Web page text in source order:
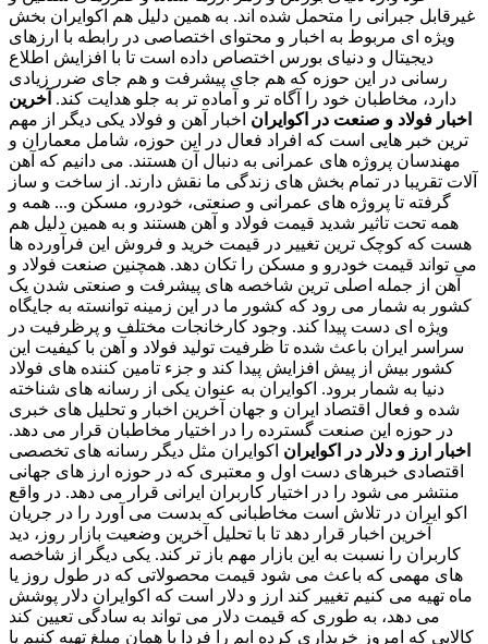
غیرقابل جبرانی را متحمل شده اند. به همین دلیل هم اکوایران بخش
ویژه ای مربوط به اخبار و محتوای اختصاصی در رابطه با ارزهای
دیجیتال و دنیای بورس اختصاص داده است تا با افزایش اطلاع
رسانی در این حوزه که هم جای پیشرفت و هم جای ضرر زیادی
دارد، مخاطبان خود را آگاه تر و آماده تر به جلو هدایت کند. آخرین
اخبار فولاد و صنعت در اکوایران اخبار آهن و فولاد یکی دیگر از مهم
ترین خبر هایی است که افراد فعال در این حوزه، شامل معماران و
مهندسان پروژه های عمرانی به دنبال آن هستند. می دانیم که آهن
آلات تقریبا در تمام بخش های زندگی ما نقش دارند. از ساخت و ساز
گرفته تا پروژه های عمرانی و صنعتی، خودرو، مسکن و... همه و
همه تحت تاثیر شدید قیمت فولاد و آهن هستند و به همین دلیل هم
هست که کوچک ترین تغییر در قیمت خرید و فروش این فرآورده ها
می تواند قیمت خودرو و مسکن را تکان دهد. همچنین صنعت فولاد و
آهن از جمله اصلی ترین شاخصه های پیشرفت و صنعتی شدن یک
کشور به شمار می رود که کشور ما در این زمینه توانسته به جایگاه
ویژه ای دست پیدا کند. وجود کارخانجات مختلف و پرظرفیت در
سراسر ایران باعث شده تا ظرفیت تولید فولاد و آهن با کیفیت این
کشور بیش از پیش افزایش پیدا کند و جزء تامین کننده های فولاد
دنیا به شمار برود. اکوایران به عنوان یکی از رسانه های شناخته
شده و فعال اقتصاد ایران و جهان آخرین اخبار و تحلیل های خبری
در حوزه این صنعت گسترده را در اختیار مخاطبان قرار می دهد.
اخبار ارز و دلار در اکوایران اکوایران مثل دیگر رسانه های تخصصی
اقتصادی خبرهای دست اول و معتبری که در حوزه ارز های جهانی
منتشر می شود را در اختیار کاربران ایرانی قرار می دهد. در واقع
اکو ایران در تلاش است مخاطبانی که بدست می آورد را در جریان
آخرین اخبار قرار دهد تا با تحلیل آخرین وضعیت بازار روز، دید
کاربران را نسبت به این بازار مهم باز تر کند. یکی دیگر از شاخصه
های مهمی که باعث می شود قیمت محصولاتی که در طول روز یا
ماه تهیه می کنیم تغییر کند ارز و دلار است که اکوایران دلار پوشش
می دهد، به طوری که قیمت دلار می تواند به سادگی تعیین کند
کالایی که امروز خریداری کرده ایم را فردا با همان مبلغ تهیه کنیم یا